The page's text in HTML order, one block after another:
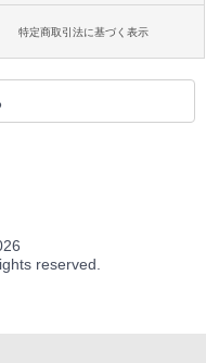
特定商取引法に基づく表示
reserved.